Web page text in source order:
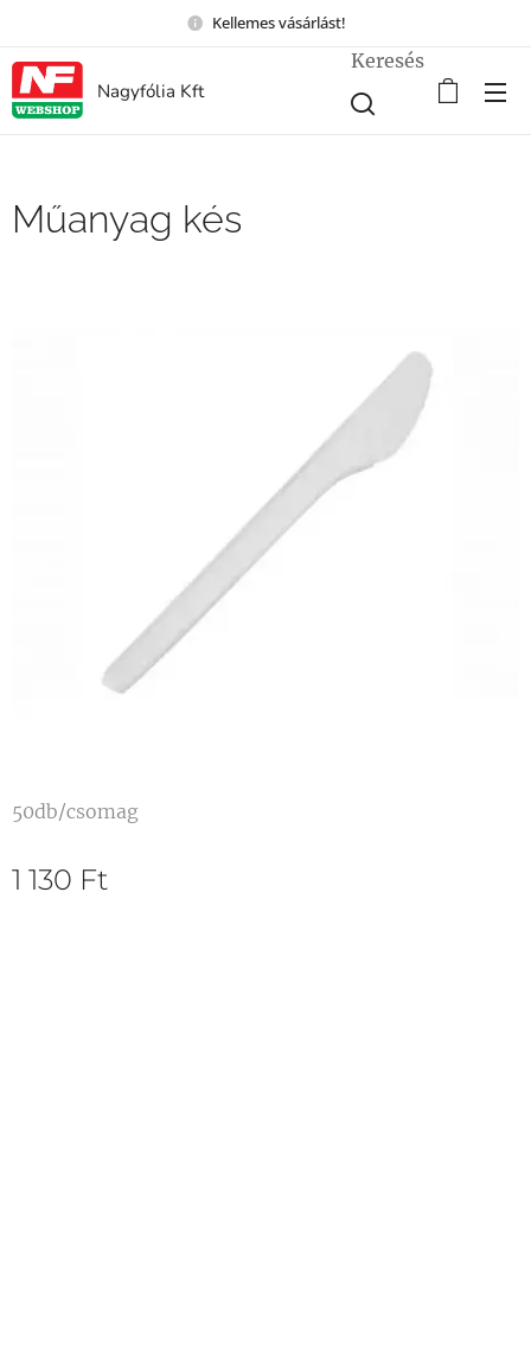
Kellemes vásárlást!
Nagyfólia Kft
Keresés
Műanyag kés
50db/csomag
1 130 Ft